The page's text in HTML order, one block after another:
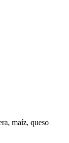
maíz, queso